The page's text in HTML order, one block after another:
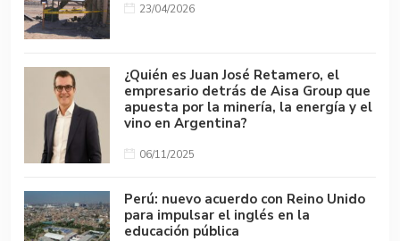
23/04/2026
¿Quién es Juan José Retamero, el
empresario detrás de Aisa Group que
apuesta por la minería, la energía y el
vino en Argentina?
06/11/2025
Perú: nuevo acuerdo con Reino Unido
para impulsar el inglés en la
educación pública